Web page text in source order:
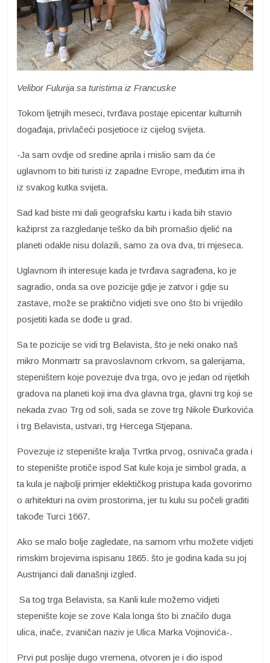
Velibor Fulurija sa turistima iz Francuske
Tokom ljetnjih meseci, tvrđava postaje epicentar kulturnih
događaja, privlačeći posjetioce iz cijelog svijeta.
-Ja sam ovdje od sredine aprila i mislio sam da će
uglavnom to biti turisti iz zapadne Evrope, međutim ima ih
iz svakog kutka svijeta.
Sad kad biste mi dali geografsku kartu i kada bih stavio
kažiprst za razgledanje teško da bih promašio djelić na
planeti odakle nisu dolazili, samo za ova dva, tri mjeseca.
Uglavnom ih interesuje kada je tvrđava sagrađena, ko je
sagradio, onda sa ove pozicije gdje je zatvor i gdje su
zastave, može se praktično vidjeti sve ono što bi vrijedilo
posjetiti kada se dođe u grad.
Sa te pozicije se vidi trg Belavista, što je neki onako naš
mikro Monmartr sa pravoslavnom crkvom, sa galerijama,
stepeništem koje povezuje dva trga, ovo je jedan od rijetkih
gradova na planeti koji ima dva glavna trga, glavni trg koji se
nekada zvao Trg od soli, sada se zove trg Nikole Đurkovića
i trg Belavista, ustvari, trg Hercega Stjepana.
Povezuje iz stepenište kralja Tvrtka prvog, osnivača grada i
to stepenište protiče ispod Sat kule koja je simbol grada, a
ta kula je najbolji primjer eklektičkog pristupa kada govorimo
o arhitekturi na ovim prostorima, jer tu kulu su počeli graditi
takođe Turci 1667.
Ako se malo bolje zagledate, na samom vrhu možete vidjeti
rimskim brojevima ispisanu 1865. što je godina kada su joj
Austrijanci dali današnji izgled.
Sa tog trga Belavista, sa Kanli kule možemo vidjeti
stepenište koje se zove Kala longa što bi značilo duga
ulica, inače, zvaničan naziv je Ulica Marka Vojinovića-.
Prvi put poslije dugo vremena, otvoren je i dio ispod